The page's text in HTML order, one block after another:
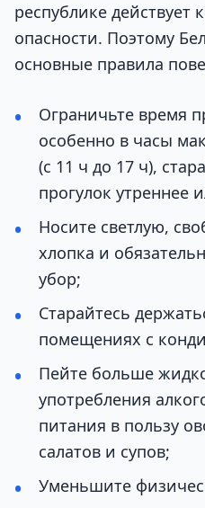
республике действует
опасности. Поэтому
основные правила
Ограничьте время
особенно в часы
(с 11 ч до 17 ч),
прогулок утреннее
Носите светлую,
хлопка и
убор;
Старайтесь
помещениях с
Пейте больше
употребления
питания в пользу
салатов и супов;
Уменьшите